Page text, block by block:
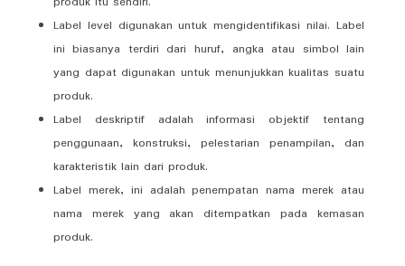
Label level digunakan untuk mengidentifikasi nilai. Label
ini biasanya terdiri dari huruf, angka atau simbol lain
yang dapat digunakan untuk menunjukkan kualitas suatu
produk.
Label deskriptif adalah informasi objektif tentang
penggunaan, konstruksi, pelestarian penampilan, dan
karakteristik lain dari produk.
Label merek, ini adalah penempatan nama merek atau
nama merek yang akan ditempatkan pada kemasan
produk.